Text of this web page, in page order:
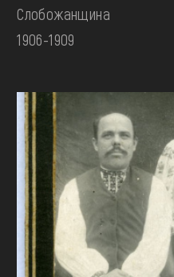
Слобожанщина
1906-1909